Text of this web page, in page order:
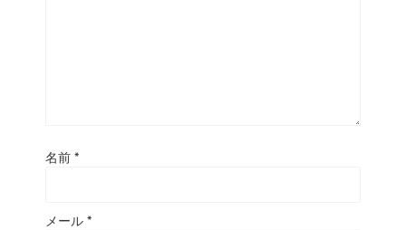
名前 *
メール *